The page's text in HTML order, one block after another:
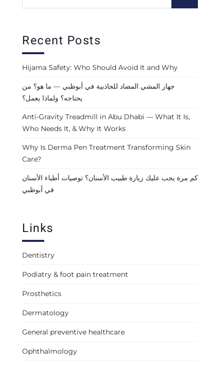
Recent Posts
Hijama Safety: Who Should Avoid It and Why
جهاز المشي المضاد للجاذبية في أبوظبي — ما هو؟ من
يحتاجه؟ ولماذا يعمل؟
Anti-Gravity Treadmill in Abu Dhabi — What It Is,
Who Needs It, & Why It Works
Why Is Derma Pen Treatment Transforming Skin
Care?
كم مرة يجب عليك زيارة طبيب الأسنان؟ توصيات أطباء الأسنان
في أبوظبي
Links
Dentistry
Podiatry & foot pain treatment
Prosthetics
Dermatology
General preventive healthcare
Ophthalmology